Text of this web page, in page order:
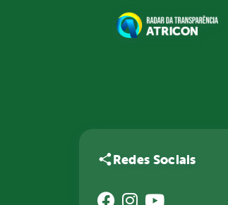
Redes Sociais